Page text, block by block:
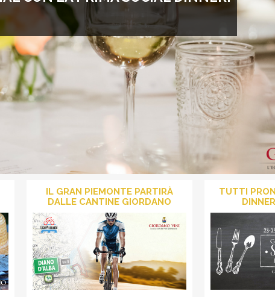
IL GRAN PIEMONTE PARTIRÀ
DALLE CANTINE GIORDANO
TUTTI
VOGLIO LO SCONTO